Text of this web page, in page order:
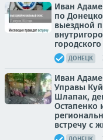
Иван
по
выездной
ДОНЕЦК
Иван
Управы
Шлапак,
Остапенко
встречу с